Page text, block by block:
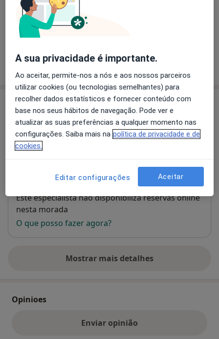
Preços
Sem informação sobre serviços e preços
Este especialista ainda não adicionou nenhuma
informação sobre serviços
Consultório
Consultório privado
Av. Dr. Lourenço Peixinho, 6 - 2º - Sala 9, Aveiro
Ampliar o mapa
abre num novo separador
Disponibilidade
Este especialista não disponibiliza reservas online
nesta morada
O que posso fazer agora?
Mostrar mais detalhes
sobre o endereço
Opinioes
Enviar opinião
A sua privacidade é importante.
Ao aceitar, permite-nos a nós e aos nossos parceiros
utilizar cookies (ou tecnologias semelhantes) para
recolher dados estatísticos e fornecer conteúdo com
base nos seus hábitos de navegação. Pode ver e
atualizar as suas preferências a qualquer momento nas
configurações. Saiba mais na política de privacidade e de
cookies.
Editar configurações Aceitar